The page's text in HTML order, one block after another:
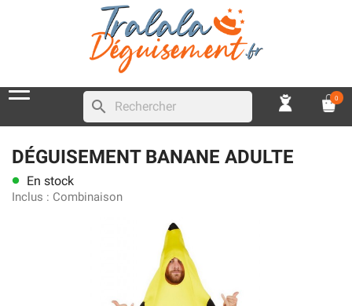
search 0
DÉGUISEMENT BANANE ADULTE
lens En stock
Inclus : Combinaison